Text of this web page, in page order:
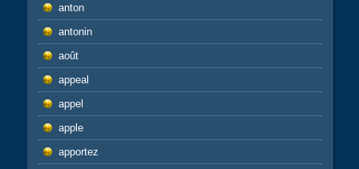
anton
antonin
août
appeal
appel
apple
apportez